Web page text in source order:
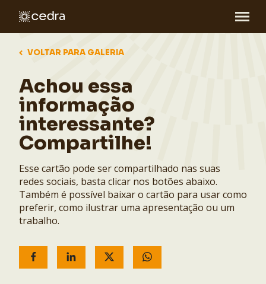
VOLTAR PARA GALERIA
Achou essa
informação
interessante?
Compartilhe!
Esse cartão pode ser compartilhado nas suas
redes sociais, basta clicar nos botões abaixo.
Também é possível baixar o cartão para usar como
preferir, como ilustrar uma apresentação ou um
trabalho.